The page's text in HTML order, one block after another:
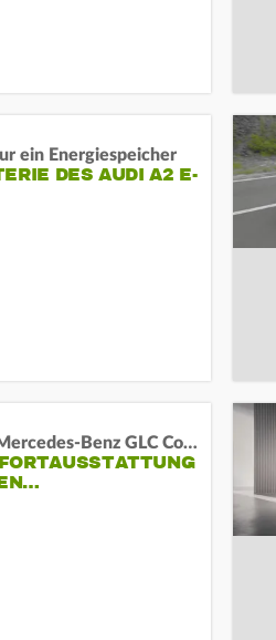
ein Energiespeicher
DES AUDI A2 E-
Das neue Mercedes-Benz GLC Coupé